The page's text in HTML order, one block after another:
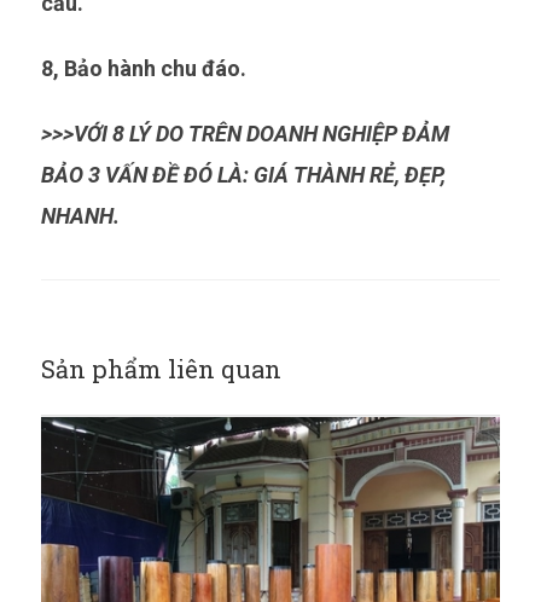
8, Bảo hành chu đáo.
>>>VỚI 8 LÝ DO TRÊN DOANH NGHIỆP ĐẢM
BẢO 3 VẤN ĐỀ ĐÓ LÀ: GIÁ THÀNH RẺ, ĐẸP,
NHANH.
Sản phẩm liên quan